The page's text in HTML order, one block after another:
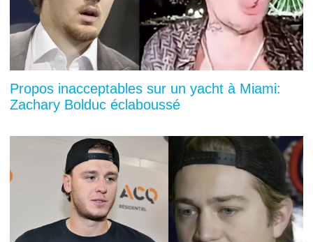
Propos inacceptables sur un yacht à Miami:
Zachary Bolduc éclaboussé